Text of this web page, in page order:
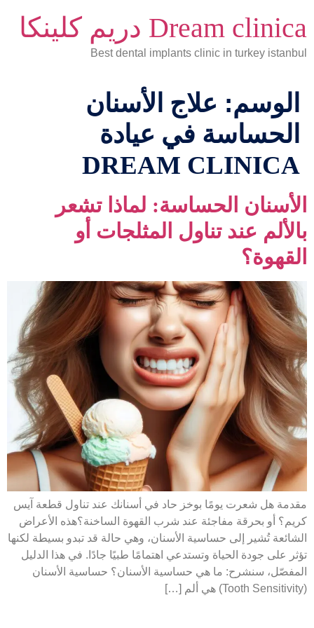
Dream clinica دريم كلينكا
Best dental implants clinic in turkey istanbul
الوسم: علاج الأسنان
الحساسة في عيادة
DREAM CLINICA
الأسنان الحساسة: لماذا تشعر
بالألم عند تناول المثلجات أو
القهوة؟
مقدمة هل شعرت يومًا بوخز حاد في أسنانك عند تناول قطعة آيس
كريم؟ أو بحرقة مفاجئة عند شرب القهوة الساخنة؟هذه الأعراض
الشائعة تُشير إلى حساسية الأسنان، وهي حالة قد تبدو بسيطة لكنها
تؤثر على جودة الحياة وتستدعي اهتمامًا طبيًا جادًا. في هذا الدليل
المفصّل، سنشرح: ما هي حساسية الأسنان؟ حساسية الأسنان
(Tooth Sensitivity) هي ألم […]